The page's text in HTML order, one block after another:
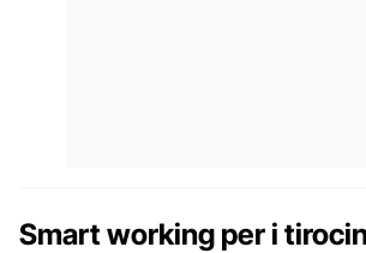
Smart working per i